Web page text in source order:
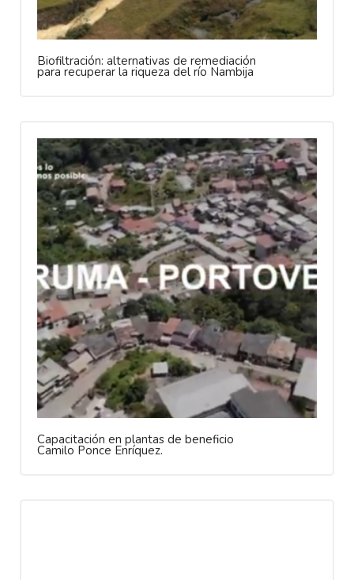
Biofiltración: alternativas de remediación
para recuperar la riqueza del río Nambija
Capacitación en plantas de beneficio
Camilo Ponce Enríquez.